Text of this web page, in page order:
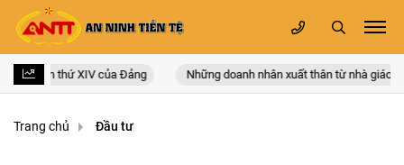
lần thứ XIV của Đảng Những doanh nhân xuất thân từ nhà giáo
Trang chủ Đầu tư